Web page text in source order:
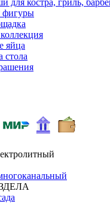
для костра, гриль,
фигуры
яйца
стола